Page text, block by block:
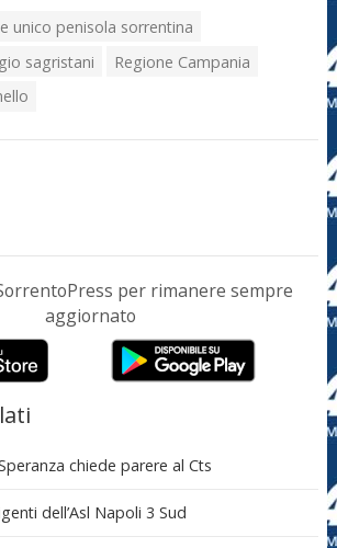
unico penisola sorrentina
sagristani
Regione Campania
per rimanere sempre
aggiornato
chiede parere al Cts
dell’Asl Napoli 3 Sud